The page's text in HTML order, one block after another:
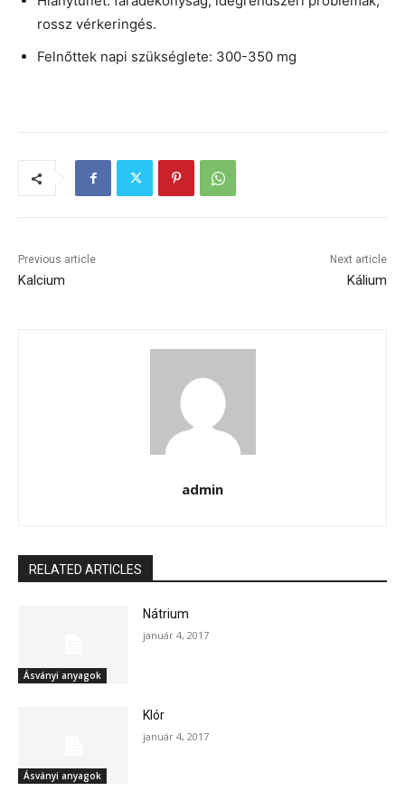
rossz vérkeringés.
Felnőttek napi szükséglete: 300-350 mg
Previous article
Kalcium
Next article
Kálium
admin
RELATED ARTICLES
Ásványi anyagok
Nátrium
január 4, 2017
Ásványi anyagok
Klór
január 4, 2017